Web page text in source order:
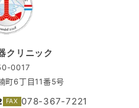
クリニック
0017
町6丁目11番5号
078-367-7221